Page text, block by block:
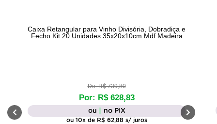
Caixa Retangular para Vinho Divisória, Dobradiça e
Fecho Kit 20 Unidades 35x20x10cm Mdf Madeira
De: R$ 739,80
Por: R$ 628,83
ou no PIX
ou 10x de R$ 62,88 s/ juros